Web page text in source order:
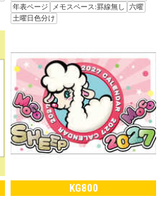
年表ページ
メモスペース:罫線無し
六曜
土曜日色分け
KG800